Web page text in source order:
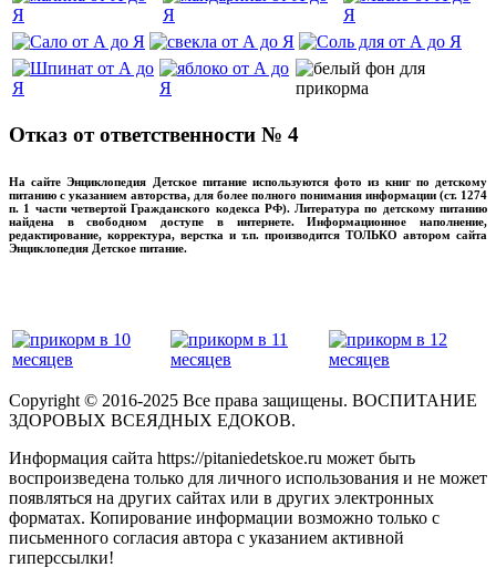
Отказ от ответственности № 4
На сайте Энциклопедия Детское питание используются фото из книг по детскому
питанию с указанием авторства, для более полного понимания информации (ст. 1274
п. 1 части четвертой Гражданского кодекса РФ). Литература по детскому питанию
найдена в свободном доступе в интернете. Информационное наполнение,
редактирование, корректура, верстка и т.п. производится ТОЛЬКО автором сайта
Энциклопедия Детское питание.
Copyright © 2016-2025 Все права защищены. ВОСПИТАНИЕ
ЗДОРОВЫХ ВСЕЯДНЫХ ЕДОКОВ.
Информация сайта https://pitaniedetskoe.ru может быть
воспроизведена только для личного использования и не может
появляться на других сайтах или в других электронных
форматах. Копирование информации возможно только с
письменного согласия автора с указанием активной
гиперссылки!